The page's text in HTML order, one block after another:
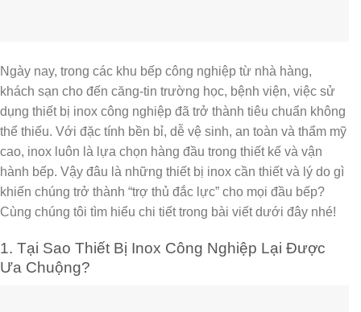
Ngày nay, trong các khu bếp công nghiệp từ nhà hàng,
khách sạn cho đến căng-tin trường học, bệnh viện, việc sử
dụng thiết bị inox công nghiệp đã trở thành tiêu chuẩn không
thể thiếu. Với đặc tính bền bỉ, dễ vệ sinh, an toàn và thẩm mỹ
cao, inox luôn là lựa chọn hàng đầu trong thiết kế và vận
hành bếp. Vậy đâu là những thiết bị inox cần thiết và lý do gì
khiến chúng trở thành “trợ thủ đắc lực” cho mọi đầu bếp?
Cùng chúng tôi tìm hiểu chi tiết trong bài viết dưới đây nhé!
1. Tại Sao Thiết Bị Inox Công Nghiệp Lại Được
Ưa Chuộng?